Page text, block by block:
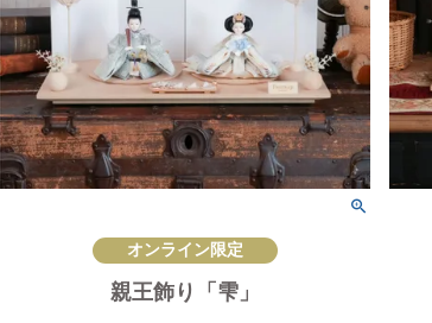
オンライン限定
親王飾り「雫」